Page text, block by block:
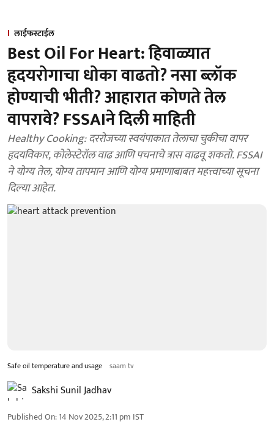
लाईफस्टाईल
Best Oil For Heart: हिवाळ्यात
हृदयरोगाचा धोका वाढतो? नसा ब्लॉक
होण्याची भीती? आहारात कोणते तेल
वापरावे? FSSAIने दिली माहिती
Healthy Cooking: दररोजच्या स्वयंपाकात तेलाचा चुकीचा वापर
हृदयविकार, कोलेस्टेरॉल वाढ आणि पचनाचे त्रास वाढवू शकतो. FSSAI
ने योग्य तेल, योग्य तापमान आणि योग्य प्रमाणाबाबत महत्त्वाच्या सूचना
दिल्या आहेत.
Safe oil temperature and usage saam tv
Sakshi Sunil Jadhav
Published On:14 Nov 2025, 2:11 pm IST